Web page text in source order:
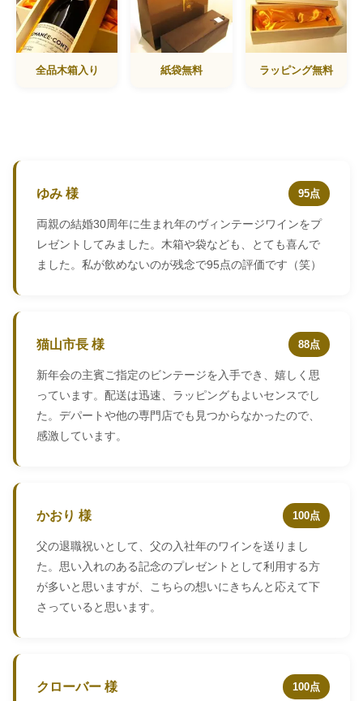
全品木箱入り 紙袋無料 ラッピング無料
ゆみ 様 95点
両親の結婚30周年に生まれ年のヴィンテージワインをプ
レゼントしてみました。木箱や袋なども、とても喜んで
ました。私が飲めないのが残念で95点の評価です（笑）
猫山市長 様 88点
新年会の主賓ご指定のビンテージを入手でき、嬉しく思
っています。配送は迅速、ラッピングもよいセンスでし
た。デパートや他の専門店でも見つからなかったので、
感激しています。
かおり 様 100点
父の退職祝いとして、父の入社年のワインを送りまし
た。思い入れのある記念のプレゼントとして利用する方
が多いと思いますが、こちらの想いにきちんと応えて下
さっていると思います。
クローバー 様 100点